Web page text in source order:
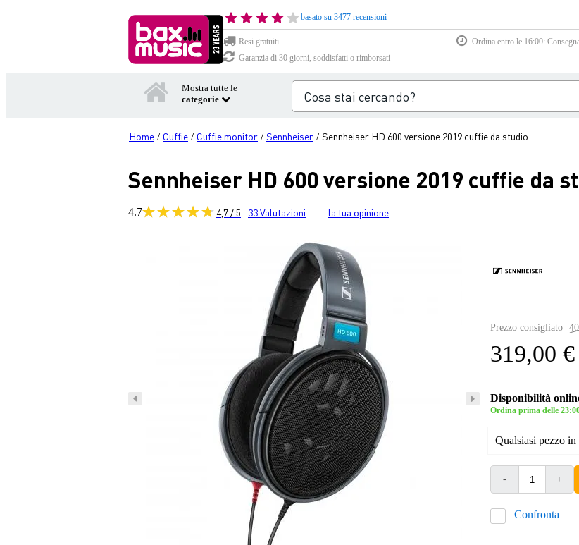
basato su 3477 recensioni
Resi gratuiti
Ordina entro le 16:00:
Garanzia di 30 giorni, soddisfatti o rimborsati
Mostra tutte le
categorie
Home / Cuffie / Cuffie monitor /Sennheiser /Sennheiser HD 600 versione 2019 cuffie da studio
Sennheiser HD 600 versione 2019 cuffie da
4.7 4,7 / 5 33Valutazioni la tua opinione
Prezzo consigliato
319,00 €
Disponibilità
Ordina prima delle
Qualsiasi pezzo
- +
Confronta